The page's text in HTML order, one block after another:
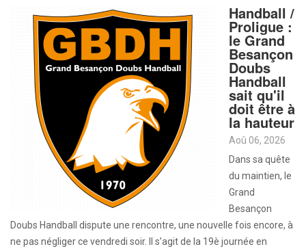
Handball /
Proligue :
le Grand
Besançon
Doubs
Handball
sait qu'il
doit être à
la hauteur
Aoû 06, 2026
Dans sa quête
du maintien, le
Grand
Besançon
Doubs Handball dispute une rencontre, une nouvelle fois encore, à
ne pas négliger ce vendredi soir. Il s’agit de la 19è journée en